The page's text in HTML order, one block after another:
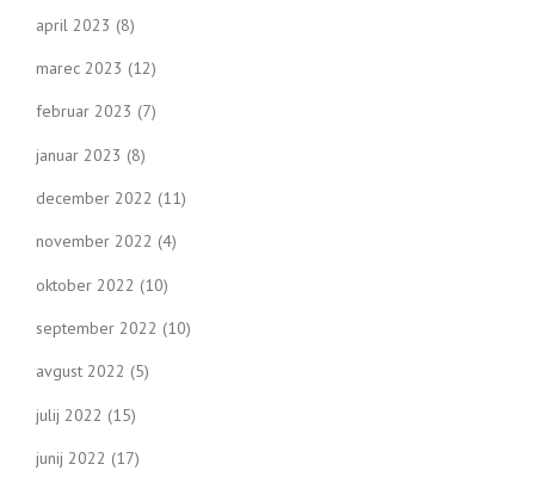
april 2023 (8)
marec 2023 (12)
februar 2023 (7)
januar 2023 (8)
december 2022 (11)
november 2022 (4)
oktober 2022 (10)
september 2022 (10)
avgust 2022 (5)
julij 2022 (15)
junij 2022 (17)